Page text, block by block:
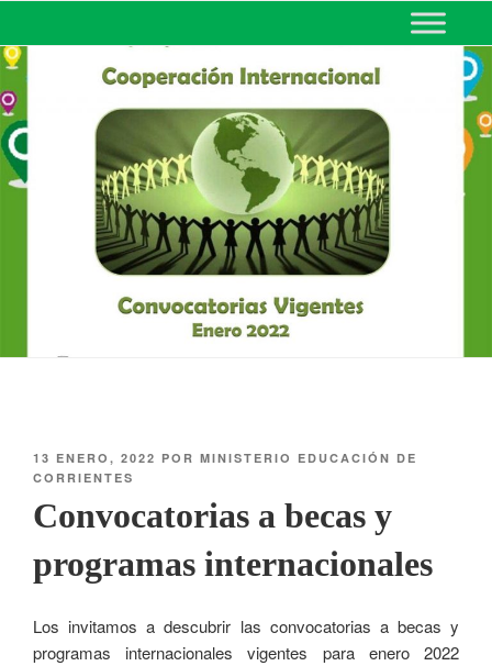
MINISTERIO DE EDUCACIÓN
DE CORRIENTES
13 ENERO, 2022 POR MINISTERIO EDUCACIÓN DE
CORRIENTES
Convocatorias a becas y
programas internacionales
Los invitamos a descubrir las convocatorias a becas y
programas internacionales vigentes para enero 2022